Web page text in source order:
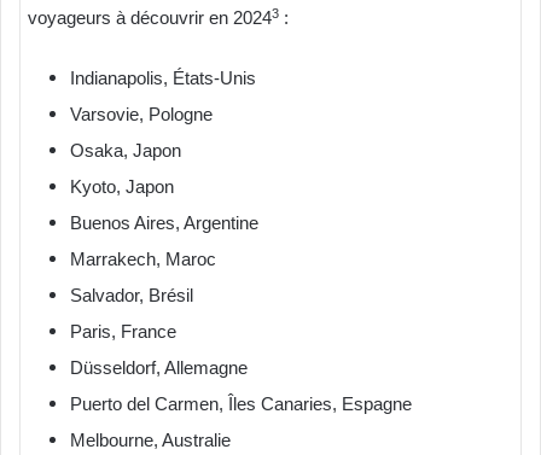
voyageurs à découvrir en 20243 :
Indianapolis, États-Unis
Varsovie, Pologne
Osaka, Japon
Kyoto, Japon
Buenos Aires, Argentine
Marrakech, Maroc
Salvador, Brésil
Paris, France
Düsseldorf, Allemagne
Puerto del Carmen, Îles Canaries, Espagne
Melbourne, Australie